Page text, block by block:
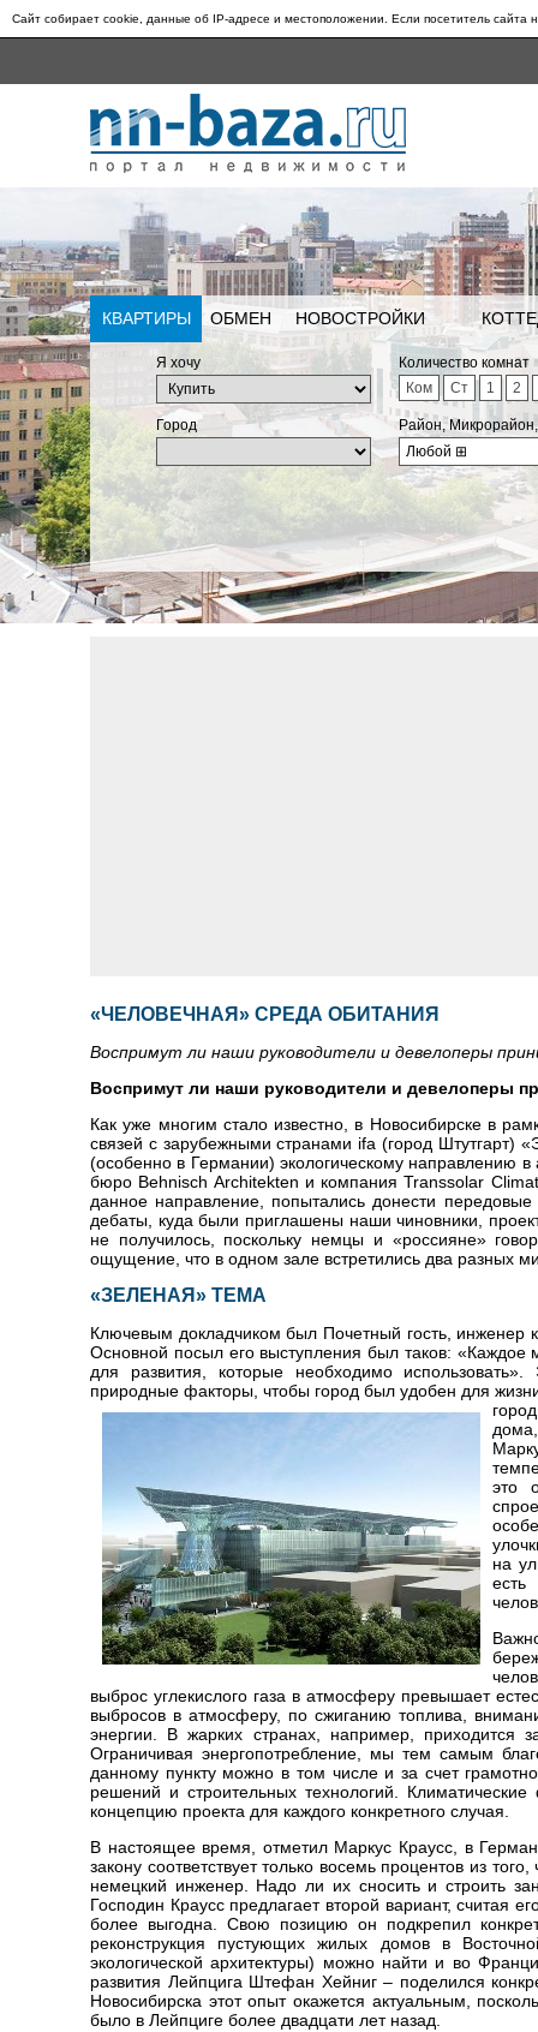
Сайт собирает cookie, данные об IP-адресе и местоположении. Если посетитель сайта
КВАРТИРЫ ОБМЕН НОВОСТРОЙКИ
Я хочу
Количество комнат
Ком
Ст 1 2
Город
Район,
Любой ⊞
«ЧЕЛОВЕЧНАЯ» СРЕДА ОБИТАНИЯ
Воспримут ли наши руководители и девелоперы
Воспримут ли наши руководители и девелоперы
Как уже многим стало известно, в Новосибирске в
связей с зарубежными странами ifa (город Штутгарт)
(особенно в Германии) экологическому направлению в
бюро Behnisch Architekten и компания Transsolar
данное направление, попытались донести
дебаты, куда были приглашены наши чиновники,
не получилось, поскольку немцы и «россияне»
ощущение, что в одном зале встретились два разных
«ЗЕЛЕНАЯ» ТЕМА
Ключевым докладчиком был Почетный гость,
Основной посыл его выступления был таков: «Каждое
для развития, которые необходимо
природные факторы, чтобы город был удобен для
это
на
есть
выброс углекислого газа в атмосферу превышает
выбросов в атмосферу, по сжиганию топлива,
энергии. В жарких странах, например, приходится
Ограничивая энергопотребление, мы тем самым
данному пункту можно в том числе и за счет
решений и строительных технологий.
концепцию проекта для каждого конкретного случая.
В настоящее время, отметил Маркус Краусс, в
закону соответствует только восемь процентов из
немецкий инженер. Надо ли их сносить и строить
Господин Краусс предлагает второй вариант, считая
более выгодна. Свою позицию он подкрепил
реконструкция пустующих жилых домов в
экологической архитектуры) можно найти и во
развития Лейпцига Штефан Хейниг – поделился
Новосибирска этот опыт окажется актуальным,
было в Лейпциге более двадцати лет назад.